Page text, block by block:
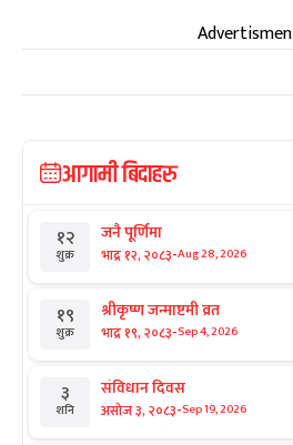
आगामी बिदाहरु
१२
शुक्र
जनै पूर्णिमा
भाद्र १२, २०८३-Aug 28, 2026
१९
शुक्र
श्रीकृष्ण जन्माष्टमी व्रत
भाद्र १९, २०८३-Sep 4, 2026
३
शनि
संविधान दिवस
असोज ३, २०८३-Sep 19, 2026